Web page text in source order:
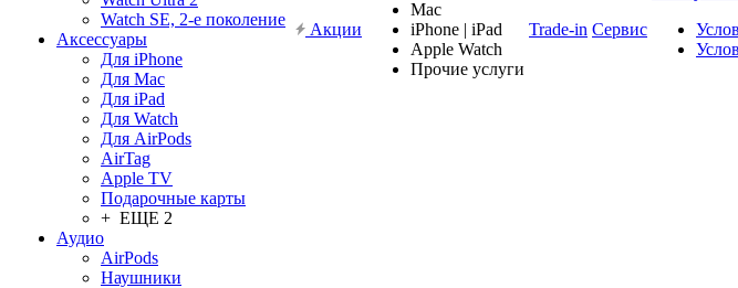
Watch SE, 2-е поколение
Аксессуары
Для iPhone
Для Mac
Для iPad
Для Watch
Для AirPods
AirTag
Apple TV
Подарочные карты
+ ЕЩЕ 2
Аудио
AirPods
Наушники
Акции
Mac
iPhone | iPad
Apple Watch
Прочие услуги
Trade-in Сервис